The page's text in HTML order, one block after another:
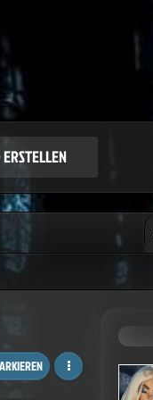
sich.